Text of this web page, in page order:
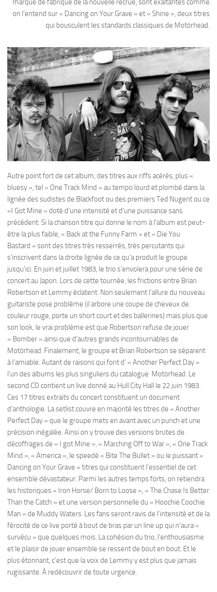
marque de fabrique de la nouvelle recrue, sont exaltantes comme
on l’entend sur « Dancing on Your Grave » et « Shine », deux titres
qui bousculent les standards classiques de Motörhead.
Autre point fort de cet album, des titres aux riffs acérés, plus «
bluesy », tel « One Track Mind » au tempo lourd et plombé dans la
lignée des sudistes de Blackfoot ou des premiers Ted Nugent ou ce
«I Got Mine » doté d’une intensité et d’une puissance sans
précédent. Si la chanson titre qui donne le nom à l’album est peut-
être la plus faible, « Back at the Funny Farm » et « Die You
Bastard » sont des titres très resserrés, très percutants qui
s’inscrivent dans la droite lignée de ce qu’a produit le groupe
jusqu’ici. En juin et juillet 1983, le trio s’envolera pour une série de
concert au Japon. Lors de cette tournée, les frictions entre Brian
Robertson et Lemmy éclatent. Non seulement l’allure du nouveau
guitariste pose problème (il arbore une coupe de cheveux de
couleur rouge, porte un short court et des ballerines) mais plus que
son look, le vrai problème est que Robertson refuse de jouer
« Bomber » ainsi que d’autres grands incontournables de
Motörhead. Finalement, le groupe et Brian Robertson se séparent
à l’amiable. Autant de raisons qui font d’ « Another Perfect Day »
l’un des albums les plus singuliers du catalogue Motörhead. Le
second CD contient un live donné au Hull City Hall le 22 juin 1983.
Ces 17 titres extraits du concert constituent un document
d’anthologie. La setlist couvre en majorité les titres de « Another
Perfect Day » que le groupe mets en avant avec un punch et une
précision inégalée. Ainsi on y trouve des versions brutes de
décoffrages de « I got Mine », « Marching Off to War », « One Track
Mind », « America », le speedé « Bite The Bullet » ou le puissant «
Dancing on Your Grave » titres qui constituent l’essentiel de cet
ensemble dévastateur. Parmi les autres temps forts, on retiendra
les historiques « Iron Horse/ Born to Loose », « The Chase Is Better
Than the Catch » et une version personnelle du « Hoochie Coochie
Man » de Muddy Waters. Les fans seront ravis de l’intensité et de la
férocité de ce live porté à bout de bras par un line up qui n’aura «
survécu » que quelques mois. La cohésion du trio, l’enthousiasme
et le plaisir de jouer ensemble se ressent de bout en bout. Et le
plus étonnant, c’est que la voix de Lemmy y est plus que jamais
rugissante. À redécouvrir de toute urgence.